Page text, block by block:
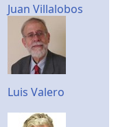
Juan Villalobos
Luis Valero